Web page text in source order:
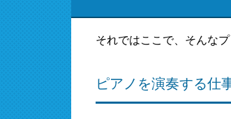
それではここで、そんな
ピアノを演奏する仕